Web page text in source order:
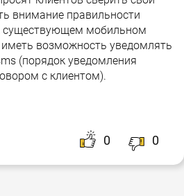
внимание правильности
существующем мобильном
возможность уведомлять
(порядок уведомления
с клиентом).
0 0